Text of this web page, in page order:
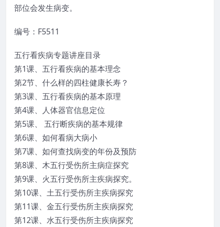
部位会发生病变。
编号：F5511
五行看疾病专题讲座目录
第1课、五行看疾病的基本理念
第2节、什么样的四柱健康长寿？
第3课、五行看疾病的基本原理
第4课、人体器官信息定位
第5课、 五行断疾病的基本规律
第6课、如何看病大病小
第7课、如何查找病变的年份及预防
第8课、木五行受伤所主病症探究
第9课、火五行受伤所主疾病探究。
第10课、土五行受伤所主疾病探究
第11课、金五行受伤所主疾病探究
第12课、水五行受伤所主疾病探究